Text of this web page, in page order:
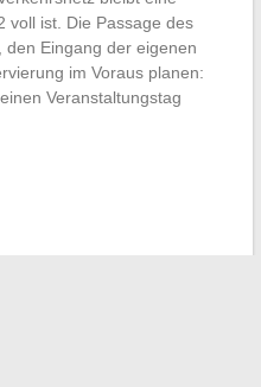
voll ist. Die Passage des
den Eingang der eigenen
im Voraus planen:
Veranstaltungstag